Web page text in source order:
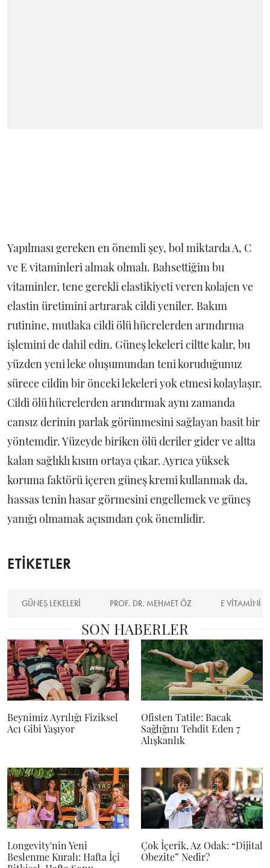
Yapılması gereken en önemli şey, bol miktarda A, C
ve E vitaminleri almak olmalı. Bahsettiğim bu
vitaminler, tene gerekli elastikiyeti veren kolajen ve
elastin üretimini artırarak cildi yeniler. Bakım
rutinine, mutlaka cildi ölü hücrelerden arındırma
işlemini de dahil edin. Güneş lekeleri ciltte kalır, bu
yüzden yeni leke oluşumundan teni koruduğunuz
sürece cildin bir önceki lekeleri yok etmesi kolaylaşır.
Cildi ölü hücrelerden arındırmak aynı zamanda
cansız derinin parlak görünmesini sağlayan basit bir
yöntemdir. Yüzeyde biriken ölü deriler gider ve altta
kalan sağlıklı kısım ortaya çıkar. Ayrıca yüksek
koruma faktörü içeren güneş kremi kullanmak da,
hassas tenin hasar görmesini engellemek ve güneş
yanığı olmamak açısından çok önemlidir.
ETİKETLER
GÜNEŞ LEKELERI PROF. DR. MEHMET ÖZ E VITAMINI
SON HABERLER
Beynimiz Ayrılığı Fiziksel
Acı Gibi Yaşıyor
Ofisten Tatile: Bacak
Sağlığını Tehdit Eden 7
Alışkanlık
Longevity'nin Yeni
Beslenme Kuralı: Hafta İçi
Çok İçerik, Az Odak: “Dijital
Obezite” Nedir?